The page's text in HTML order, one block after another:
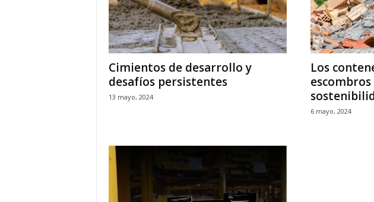
Cimientos de desarrollo y
desafíos persistentes
13 mayo, 2024
Los
6 mayo, 2024